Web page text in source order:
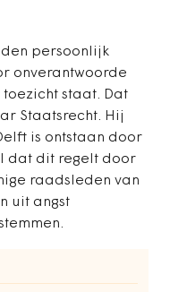
persoonlijk
onverantwoorde
staat. Dat
Staatsrecht. Hij
is ontstaan door
dat dit regelt door
raadsleden van
uit angst